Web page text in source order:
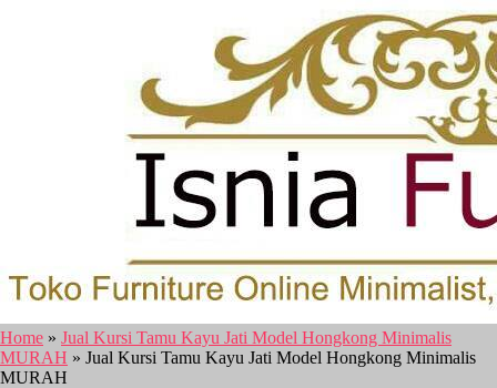
Home » Jual Kursi Tamu Kayu Jati Model Hongkong Minimalis
MURAH » Jual Kursi Tamu Kayu Jati Model Hongkong Minimalis
MURAH